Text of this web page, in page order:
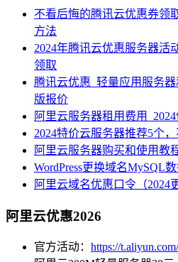
不看后悔的腾讯云优惠券领
方法
2024年腾讯云优惠服务器活
领取
腾讯云优惠_轻量应用服务
版报价
阿里云服务器租用费用
2024特价云服务器推荐5个
阿里云服务器购买和使用教
WordPress更换域名MySQL
阿里云域名优惠口令（2024
阿里云优惠2026
官方活动： https://